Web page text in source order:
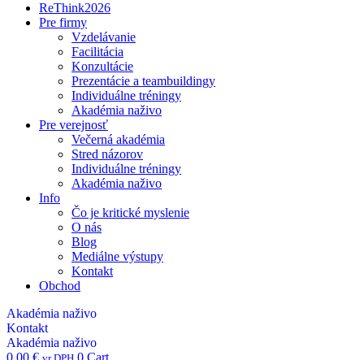
ReThink2026
Pre firmy
Vzdelávanie
Facilitácia
Konzultácie
Prezentácie a teambuildingy
Individuálne tréningy
Akadémia naživo
Pre verejnosť
Večerná akadémia
Stred názorov
Individuálne tréningy
Akadémia naživo
Info
Čo je kritické myslenie
O nás
Blog
Mediálne výstupy
Kontakt
Obchod
Akadémia naživo
Kontakt
Akadémia naživo
0,00 € 0 Cart